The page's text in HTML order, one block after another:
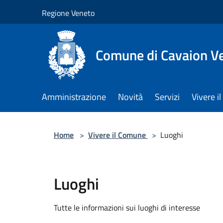
Regione Veneto
Comune di Cavaion
Amministrazione Novità Servizi Vivere
Home > Vivere il Comune > Luoghi
Luoghi
Tutte le informazioni sui luoghi di interesse